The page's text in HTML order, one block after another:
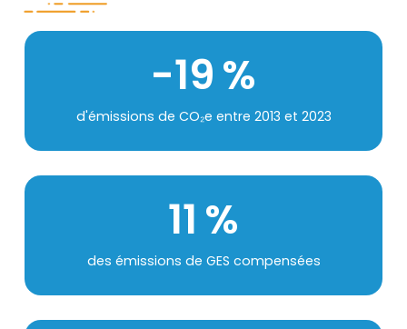
Chiffres
Préfixe
-19Suffixe
%
Texted'émissions de CO₂e entre 2013 et 2023
11 Suffixe
%
des émissions de GES compensées